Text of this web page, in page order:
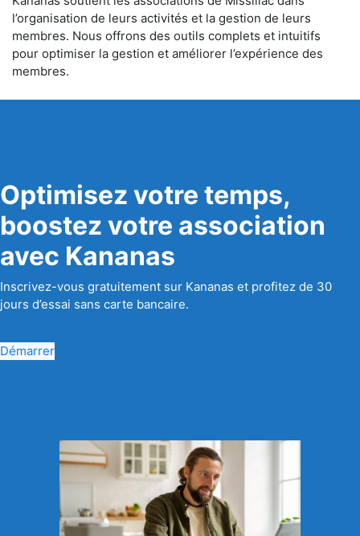
l’organisation de leurs activités et la gestion de leurs
membres. Nous offrons des outils complets et intuitifs
pour optimiser la gestion et améliorer l’expérience des
membres.
Optimisez votre temps,
boostez votre association
avec Kananas
Inscrivez-vous gratuitement sur Kananas et profitez de 30
jours d’essai sans carte bancaire.
Démarrer